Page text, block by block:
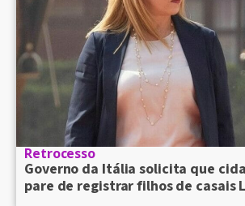
Retrocesso
Governo da Itália solicita que
pare de registrar filhos de casais